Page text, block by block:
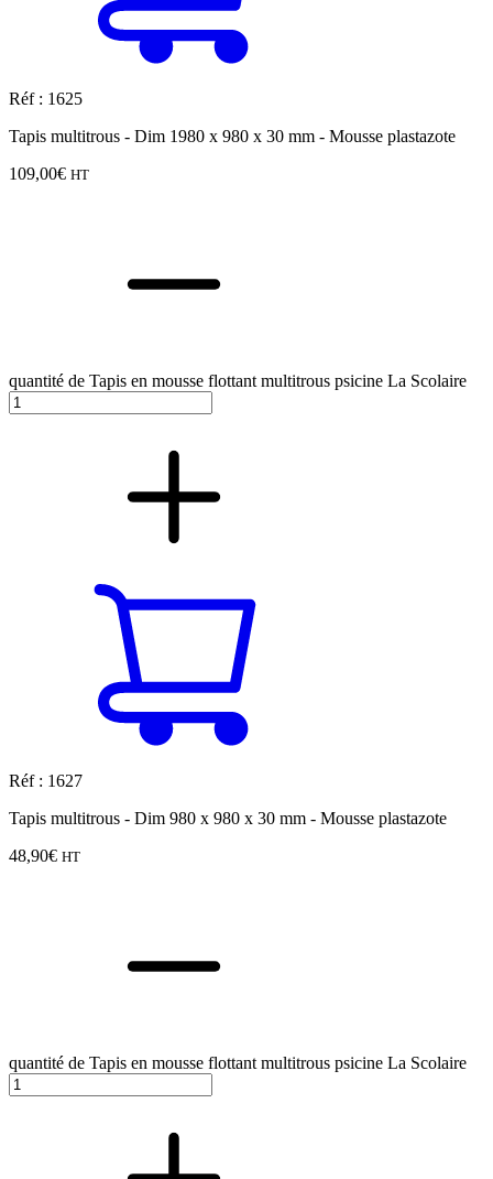
Réf : 1625
Tapis multitrous - Dim 1980 x 980 x 30 mm - Mousse plastazote
109,00€ HT
quantité de Tapis en mousse flottant multitrous psicine La Scolaire
Réf : 1627
Tapis multitrous - Dim 980 x 980 x 30 mm - Mousse plastazote
48,90€ HT
quantité de Tapis en mousse flottant multitrous psicine La Scolaire